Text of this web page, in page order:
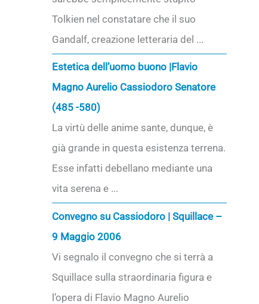
Tolkien nel constatare che il suo
Gandalf, creazione letteraria del ...
Estetica dell’uomo buono |Flavio
Magno Aurelio Cassiodoro Senatore
(485 -580)
La virtù delle anime sante, dunque, è
già grande in questa esistenza terrena.
Esse infatti debellano mediante una
vita serena e ...
Convegno su Cassiodoro | Squillace –
9 Maggio 2006
Vi segnalo il convegno che si terrà a
Squillace sulla straordinaria figura e
l’opera di Flavio Magno Aurelio